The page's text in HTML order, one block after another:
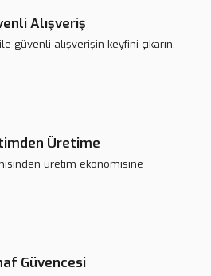
Alışveriş
güvenli alışverişin keyfini çıkarın.
Üretime
üretim ekonomisine
Güvencesi